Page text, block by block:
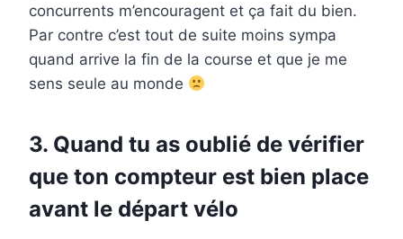
concurrents m’encouragent et ça fait du bien.
Par contre c’est tout de suite moins sympa
quand arrive la fin de la course et que je me
sens seule au monde
3. Quand tu as oublié de vérifier
que ton compteur est bien place
avant le départ vélo